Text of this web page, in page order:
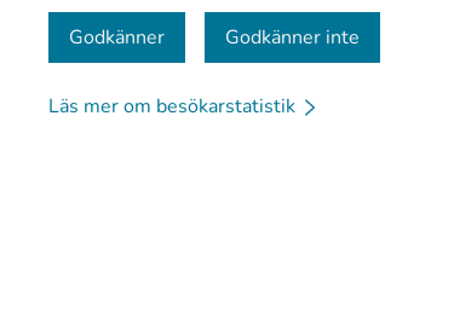
Godkänner Godkänner inte
Läs mer om besökarstatistik
© Kanta-Palvelut, Kansaneläkelaitos